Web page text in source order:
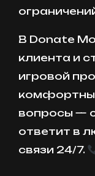
В Donate
клиента и
игровой
вопросы —
ответит в
связи 24/7.